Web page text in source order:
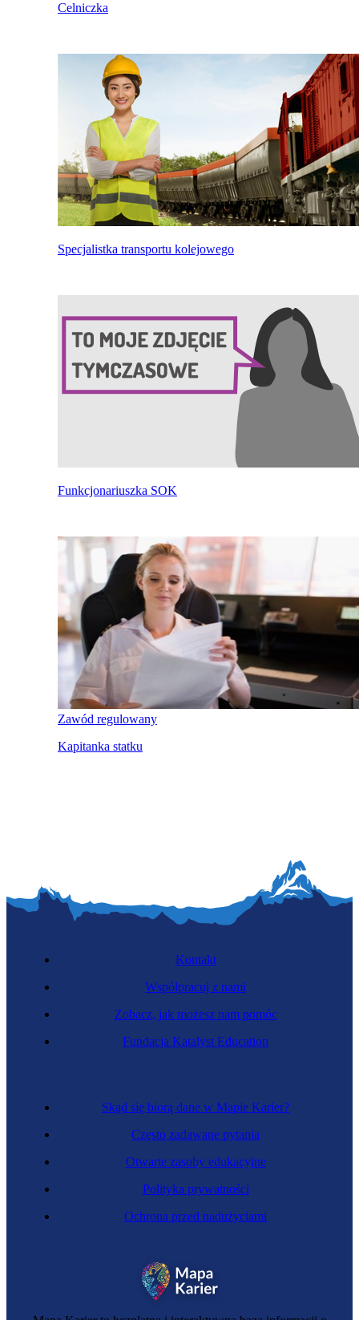
Celniczka
Specjalistka transportu kolejowego
Funkcjonariuszka SOK
Zawód regulowany
Kapitanka statku
Skąd się biorą dane w Mapie Karier?
Często zadawane pytania
Otwarte zasoby edukacyjne
Polityka prywatności
Ochrona przed nadużyciami
Kontakt
Współpracuj z nami
Zobacz, jak możesz nam pomóc
Fundacja Katalyst Education